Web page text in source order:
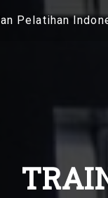
Pelatihan